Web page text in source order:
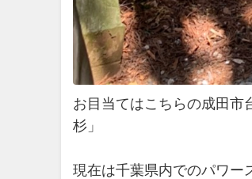
お目当てはこちらの成田市
杉」
現在は千葉県内でのパワー